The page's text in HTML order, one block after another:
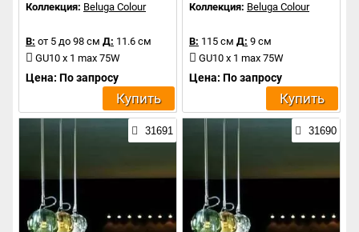
Коллекция: Beluga Colour
В: от 5 до 98 см Д: 11.6 см
GU10 x 1 max 75W
Цена: По запросу
Купить
Коллекция: Beluga Colour
В: 115 см Д: 9 см
GU10 x 1 max 75W
Цена: По запросу
Купить
31691 31690